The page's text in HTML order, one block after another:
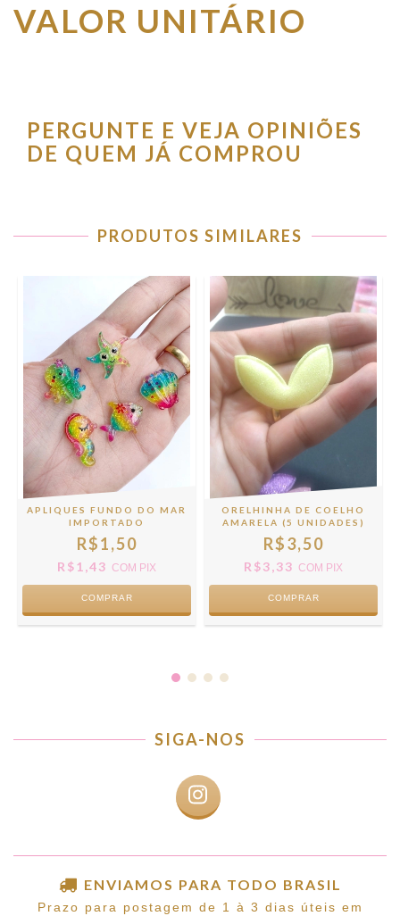
VALOR UNITÁRIO
PERGUNTE E VEJA OPINIÕES
DE QUEM JÁ COMPROU
PRODUTOS SIMILARES
APLIQUES FUNDO DO MAR
IMPORTADO
R$1,50
R$1,43 COM PIX
COMPRAR
ORELHINHA DE COELHO
AMARELA (5 UNIDADES)
R$3,50
R$3,33 COM PIX
COMPRAR
SIGA-NOS
ENVIAMOS PARA TODO BRASIL
Prazo para postagem de 1 à 3 dias úteis em